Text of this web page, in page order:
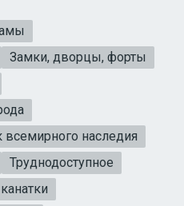
Замки, дворцы, форты
наследия
Труднодоступное